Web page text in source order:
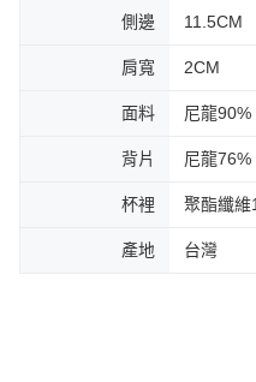
側邊 11.5CM
肩寬 2CM
面料 尼龍
背片 尼龍
杯裡 聚酯纖維
產地 台灣